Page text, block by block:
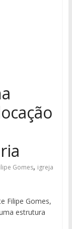
Gomes, igreja
Filipe Gomes,
estrutura